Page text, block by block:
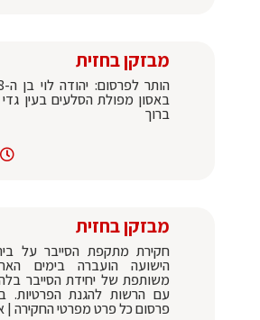
מבזקן בחזית
באסון מפולת הסלעים בעין גדי
ברוך
מבזקן בחזית
חקירת מתקפת הסייבר על
הישועה הועברה בימים
עם הרשות להגנת הפרטיות.
פרסום כל פרט מפרטי החקירה |